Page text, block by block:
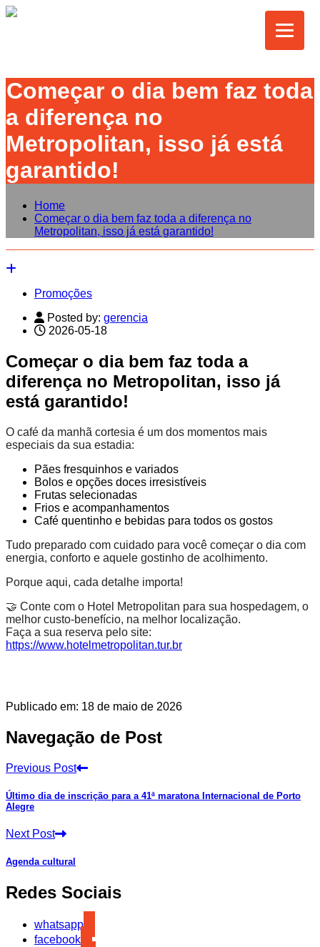
Começar o dia bem faz toda
a diferença no
Metropolitan, isso já está
garantido!
Home
Começar o dia bem faz toda a diferença no
Metropolitan, isso já está garantido!
Promoções
Posted by: gerencia
2026-05-18
Começar o dia bem faz toda a
diferença no Metropolitan, isso já
está garantido!
O café da manhã cortesia é um dos momentos mais
especiais da sua estadia:
Pães fresquinhos e variados
Bolos e opções doces irresistíveis
Frutas selecionadas
Frios e acompanhamentos
Café quentinho e bebidas para todos os gostos
Tudo preparado com cuidado para você começar o dia com
energia, conforto e aquele gostinho de acolhimento.
Porque aqui, cada detalhe importa!
🤝 Conte com o Hotel Metropolitan para sua hospedagem, o
melhor custo-benefício, na melhor localização.
Faça a sua reserva pelo site:
https://www.hotelmetropolitan.tur.br
Publicado em: 18 de maio de 2026
Navegação de Post
Previous Post
Último dia de inscrição para a 41ª maratona Internacional de Porto
Alegre
Next Post
Agenda cultural
Redes Sociais
whatsapp
facebook